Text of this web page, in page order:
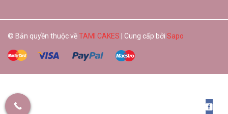
© Bản quyền thuộc vềTAMI CAKES | Cung cấp bởi Sapo